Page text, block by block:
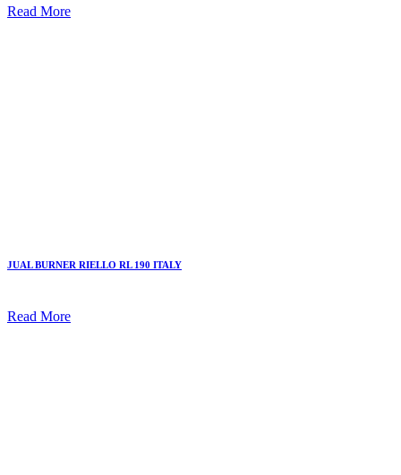
Read More
JUAL BURNER RIELLO RL 190 ITALY
Read More